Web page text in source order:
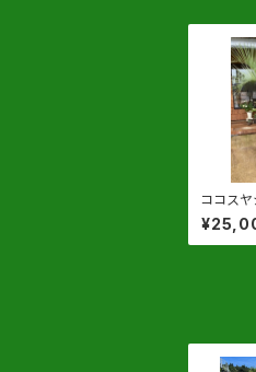
ココスヤ
60cm】